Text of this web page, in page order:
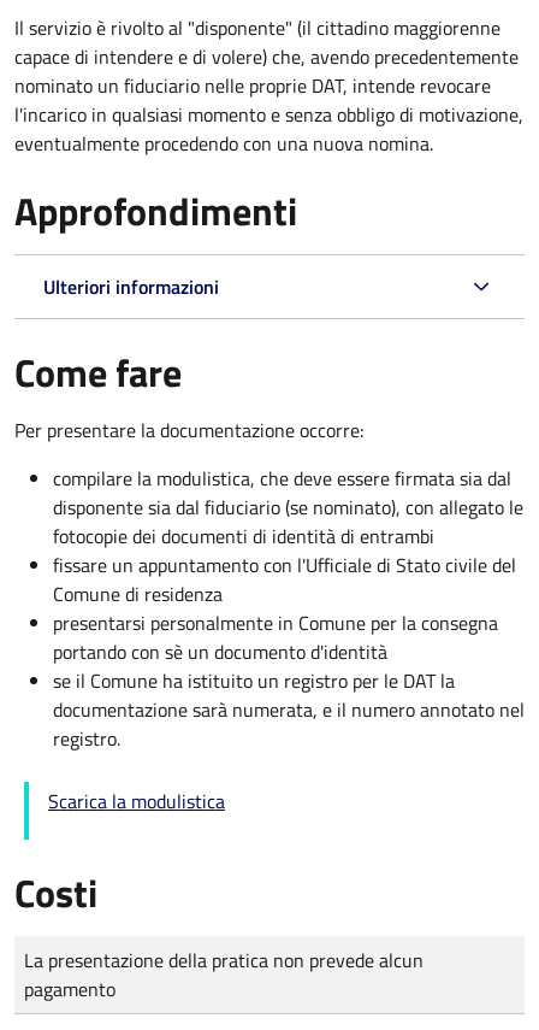
Il servizio è rivolto al "disponente" (il cittadino maggiorenne
capace di intendere e di volere) che, avendo precedentemente
nominato un fiduciario nelle proprie DAT, intende revocare
l'incarico in qualsiasi momento e senza obbligo di motivazione,
eventualmente procedendo con una nuova nomina.
Approfondimenti
Ulteriori informazioni
Come fare
Per presentare la documentazione occorre:
compilare la modulistica, che deve essere firmata sia dal
disponente sia dal fiduciario (se nominato), con allegato le
fotocopie dei documenti di identità di entrambi
fissare un appuntamento con l'Ufficiale di Stato civile del
Comune di residenza
presentarsi personalmente in Comune per la consegna
portando con sè un documento d'identità
se il Comune ha istituito un registro per le DAT la
documentazione sarà numerata, e il numero annotato nel
registro.
Scarica la modulistica
Costi
Tipo di pagamento
Importo
La presentazione della pratica non prevede alcun
pagamento